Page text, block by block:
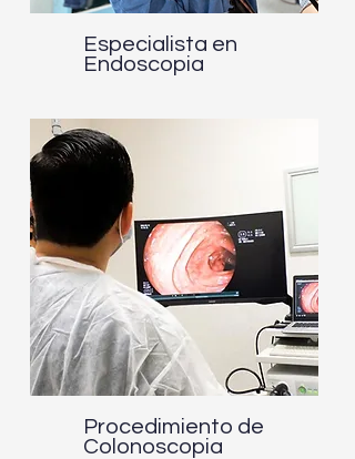
Especialista en
Endoscopia
Procedimiento de
Colonoscopia